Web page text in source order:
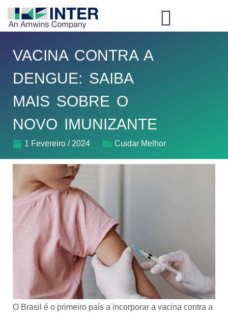
VACINA CONTRA A
DENGUE: SAIBA
MAIS SOBRE O
NOVO IMUNIZANTE
1 Fevereiro / 2024 Cuidar Melhor
O Brasil é o primeiro país a incorporar a vacina contra a